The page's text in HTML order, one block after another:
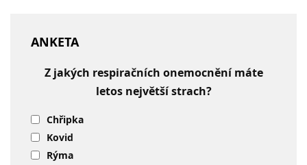
ANKETA
Z jakých respiračních onemocnění máte
letos největší strach?
Chřipka
Kovid
Rýma